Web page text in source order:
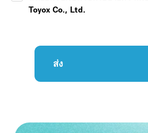
Toyox Co., Ltd.
ส่ง